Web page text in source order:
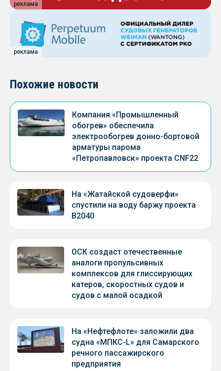
реклама
реклама
Похожие новости
Компания «Промышленный
обогрев» обеспечила
электрообогрев донно-бортовой
арматуры парома
«Петропавловск» проекта CNF22
На «Жатайской судоверфи»
спустили на воду баржу проекта
В2040
ОСК создаст отечественные
аналоги пропульсивных
комплексов для глиссирующих
катеров, скоростных судов и
судов с малой осадкой
На «Нефтефлоте» заложили два
судна «МПКС-L» для Самарского
речного пассажирского
предприятия